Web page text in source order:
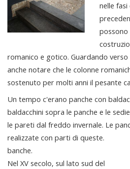
nelle
possono
romanico e gotico. Guardando
anche notare che le colonne
sostenuto per molti anni il pesante
Un tempo c'erano panche con
baldacchini sopra le panche e le
le pareti dal freddo invernale. Le
realizzate con parti di queste.
banche.
Nel XV secolo, sul lato sud del